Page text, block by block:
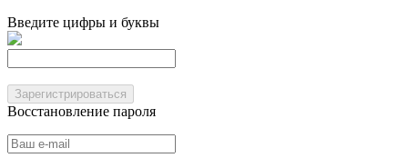
Введите цифры и буквы
Зарегистрироваться
Восстановление пароля